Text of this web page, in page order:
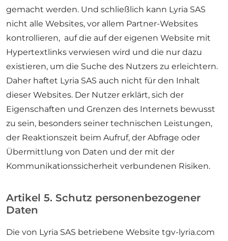
gemacht werden. Und schließlich kann Lyria SAS
nicht alle Websites, vor allem Partner-Websites
kontrollieren, auf die auf der eigenen Website mit
Hypertextlinks verwiesen wird und die nur dazu
existieren, um die Suche des Nutzers zu erleichtern.
Daher haftet Lyria SAS auch nicht für den Inhalt
dieser Websites. Der Nutzer erklärt, sich der
Eigenschaften und Grenzen des Internets bewusst
zu sein, besonders seiner technischen Leistungen,
der Reaktionszeit beim Aufruf, der Abfrage oder
Übermittlung von Daten und der mit der
Kommunikationssicherheit verbundenen Risiken.
Artikel 5. Schutz personenbezogener
Daten
Die von Lyria SAS betriebene Website tgv-lyria.com